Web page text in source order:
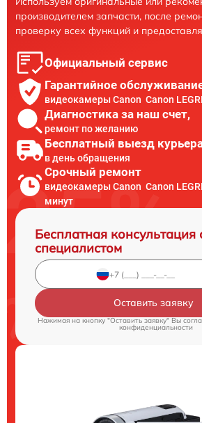
производителем запчасти, после
проверку всех функций и
Официальный сервис
Гарантийное
видеокамеры Canon Canon
Диагностика за наш счет,
ремонт по желанию
Бесплатный выезд
в день обращения
Срочный ремонт
видеокамеры Canon Canon
минут
Бесплатная консультация
специалистом
Оставить заявку
Нажимая на кнопку "Оставить заявку" Вы
конфиденциальности